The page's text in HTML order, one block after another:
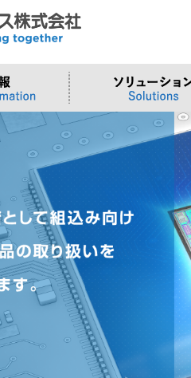
・クラウド
Azure
システム
>オン
>周辺
ィ・DX
/ 人流・交通観測
>OTセ
>Edge
ージ >沿革
お問い合わせ >当社向